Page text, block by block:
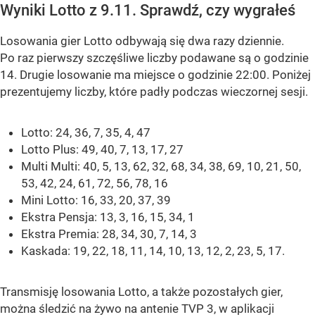
Wyniki Lotto z 9.11. Sprawdź, czy wygrałeś
Losowania gier Lotto odbywają się dwa razy dziennie.
Po raz pierwszy szczęśliwe liczby podawane są o godzinie
14. Drugie losowanie ma miejsce o godzinie 22:00. Poniżej
prezentujemy liczby, które padły podczas wieczornej sesji.
Lotto: 24, 36, 7, 35, 4, 47
Lotto Plus: 49, 40, 7, 13, 17, 27
Multi Multi: 40, 5, 13, 62, 32, 68, 34, 38, 69, 10, 21, 50,
53, 42, 24, 61, 72, 56, 78, 16
Mini Lotto: 16, 33, 20, 37, 39
Ekstra Pensja: 13, 3, 16, 15, 34, 1
Ekstra Premia: 28, 34, 30, 7, 14, 3
Kaskada: 19, 22, 18, 11, 14, 10, 13, 12, 2, 23, 5, 17.
Transmisję losowania Lotto, a także pozostałych gier,
można śledzić na żywo na antenie TVP 3, w aplikacji